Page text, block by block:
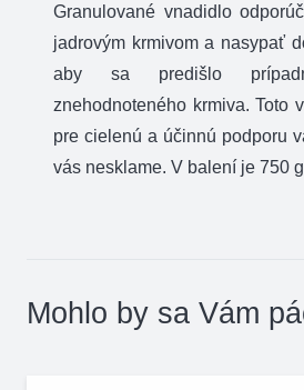
Granulované vnadidlo
jadrovým krmivom a nasypať
aby sa predišlo
znehodnoteného krmiva. Toto
pre cielenú a účinnú podporu
vás nesklame. V balení je 750
Mohlo by sa Vám